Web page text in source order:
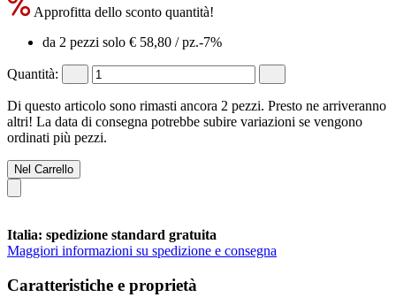
Approfitta dello sconto quantità!
da 2 pezzi solo € 58,80 / pz.-7%
Quantità:
Di questo articolo sono rimasti ancora 2 pezzi. Presto ne arriveranno
altri! La data di consegna potrebbe subire variazioni se vengono
ordinati più pezzi.
Nel Carrello
Italia: spedizione standard gratuita
Maggiori informazioni su spedizione e consegna
Caratteristiche e proprietà